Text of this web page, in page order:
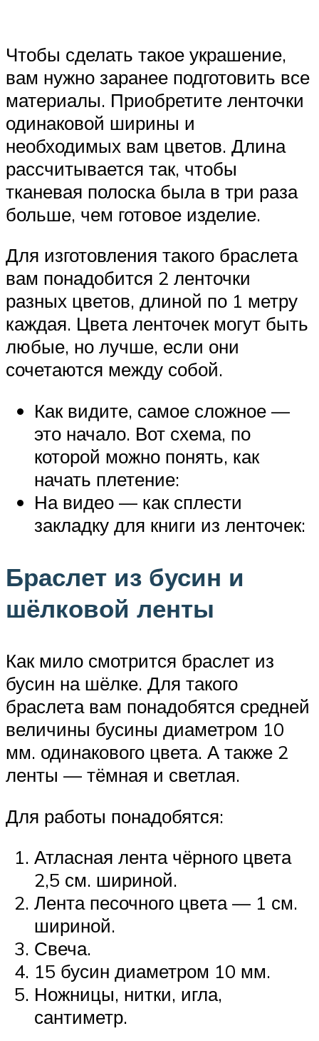
Чтобы сделать такое украшение,
вам нужно заранее подготовить все
материалы. Приобретите ленточки
одинаковой ширины и
необходимых вам цветов. Длина
рассчитывается так, чтобы
тканевая полоска была в три раза
больше, чем готовое изделие.
Для изготовления такого браслета
вам понадобится 2 ленточки
разных цветов, длиной по 1 метру
каждая. Цвета ленточек могут быть
любые, но лучше, если они
сочетаются между собой.
Как видите, самое сложное —
это начало. Вот схема, по
которой можно понять, как
начать плетение:
На видео — как сплести
закладку для книги из ленточек:
Браслет из бусин и
шёлковой ленты
Как мило смотрится браслет из
бусин на шёлке. Для такого
браслета вам понадобятся средней
величины бусины диаметром 10
мм. одинакового цвета. А также 2
ленты — тёмная и светлая.
Для работы понадобятся:
Атласная лента чёрного цвета
2,5 см. шириной.
Лента песочного цвета — 1 см.
шириной.
Свеча.
15 бусин диаметром 10 мм.
Ножницы, нитки, игла,
сантиметр.